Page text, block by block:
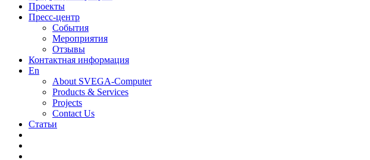
Проекты
Пресс-центр
События
Мероприятия
Отзывы
Контактная информация
En
About SVEGA-Computer
Products & Services
Projects
Contact Us
Статьи